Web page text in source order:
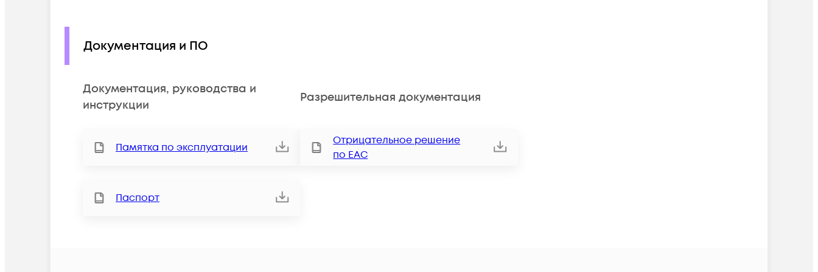
Документация и ПО
Документация, руководства и
инструкции
Памятка по эксплуатации
Паспорт
Разрешительная документация
Отрицательное решение
по ЕАС